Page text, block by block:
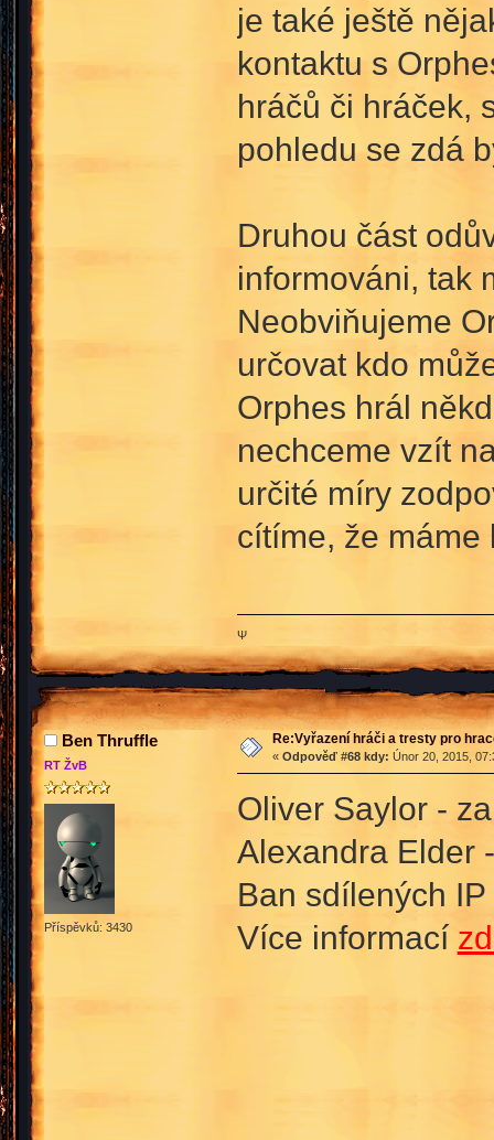
je také ještě
kontaktu s
hráčů či hráček,
pohledu se zdá
Druhou část
informováni, tak
Neobviňujeme
určovat kdo
Orphes hrál
nechceme vzít
určité míry
cítíme, že máme
Ψ
Ben Thruffle
RT ŽvB
Příspěvků: 3430
Re:Vyřazení hráči a tresty pro
« Odpověď #68 kdy: Únor 20, 2015,
Oliver Saylor -
Alexandra Elder
Ban sdílených
Více informací